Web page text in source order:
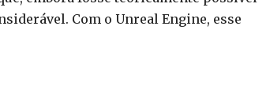
Com o Unreal Engine, esse